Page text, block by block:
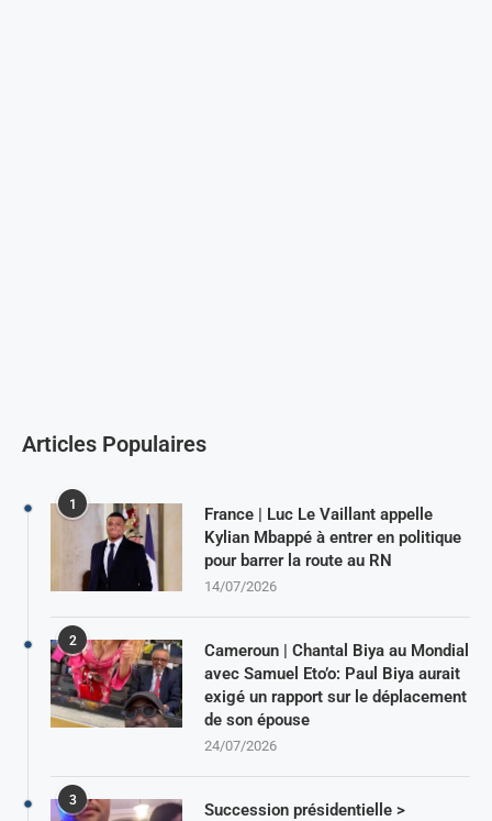
Articles Populaires
1
France | Luc Le Vaillant appelle
Kylian Mbappé à entrer en politique
pour barrer la route au RN
14/07/2026
2
Cameroun | Chantal Biya au Mondial
avec Samuel Eto’o: Paul Biya aurait
exigé un rapport sur le déplacement
de son épouse
24/07/2026
3
Succession présidentielle >